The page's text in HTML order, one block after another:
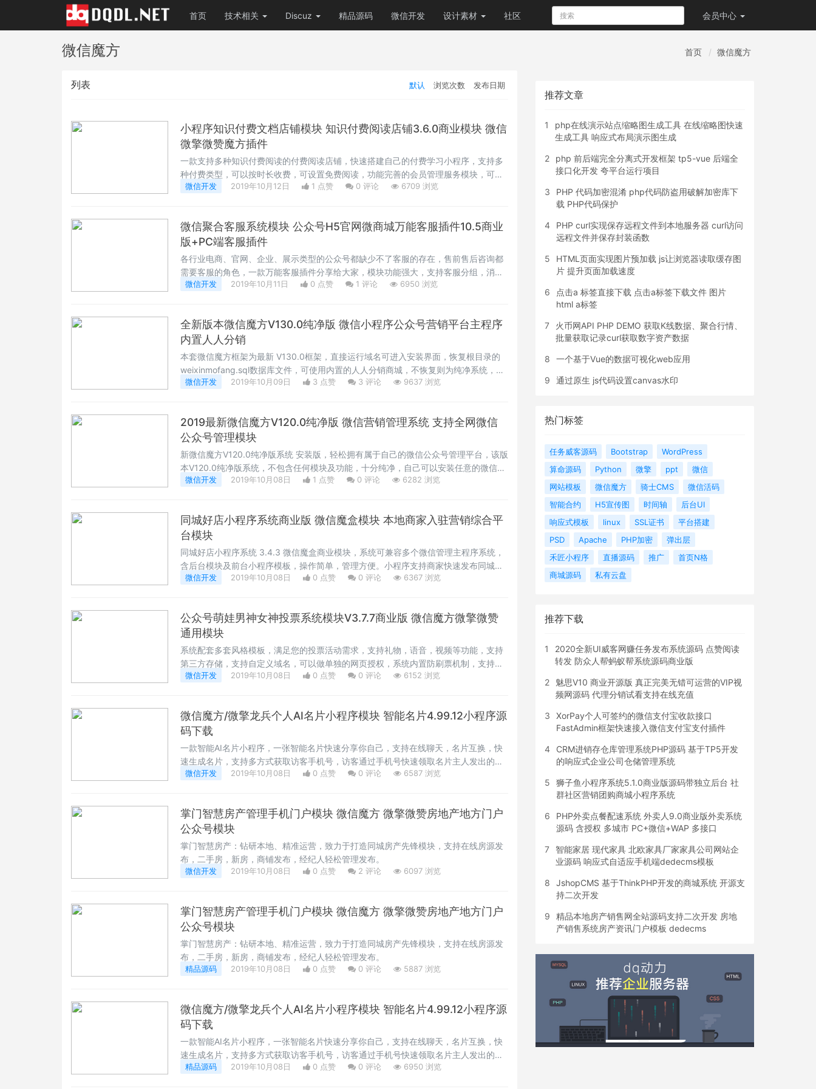
首页 技术相关 Discuz 精品源码 微信开发 设计素材 社区 会员中心
微信魔方 首页 微信魔方
列表 默认 浏览次数 发布日期
小程序知识付费文档店铺模块 知识付费阅读店铺3.6.0商业模块 微信
微擎微赞魔方插件
一款支持多种知识付费阅读的付费阅读店铺，快速搭建自己的付费学习小程序，支持多
种付费类型，可以按时长收费，可设置免费阅读，功能完善的会员管理服务模块，可设
置不同级别的会员组，订单管理功能让你轻松了解销售订单情况。
微信开发 2019年10月12日 1 点赞 0 评论 6709 浏览
微信聚合客服系统模块 公众号H5官网微商城万能客服插件10.5商业
版+PC端客服插件
各行业电商、官网、企业、展示类型的公众号都缺少不了客服的存在，售前售后咨询都
需要客服的角色，一款万能客服插件分享给大家，模块功能强大，支持客服分组，消息
模板，用户和客服都可以接收到消息推送
微信开发 2019年10月11日 0 点赞 1 评论 6950 浏览
全新版本微信魔方V130.0纯净版 微信小程序公众号营销平台主程序
内置人人分销
本套微信魔方框架为最新 V130.0框架，直接运行域名可进入安装界面，恢复根目录的
weixinmofang.sql数据库文件，可使用内置的人人分销商城，不恢复则为纯净系统，可
以自由安装自己需要的模块，功能就不对做介绍了，稳定且强大，强大且便宜的一款微
微信开发 2019年10月09日 3 点赞 3 评论 9637 浏览
2019最新微信魔方V120.0纯净版 微信营销管理系统 支持全网微信
公众号管理模块
新微信魔方V120.0纯净版系统 安装版，轻松拥有属于自己的微信公众号管理平台，该版
本V120.0纯净版系统，不包含任何模块及功能，十分纯净，自己可以安装任意的微信功
能模块，安装方便，系统小巧。
微信开发 2019年10月08日 1 点赞 0 评论 6282 浏览
同城好店小程序系统商业版 微信魔盒模块 本地商家入驻营销综合平
台模块
同城好店小程序系统 3.4.3 微信魔盒商业模块，系统可兼容多个微信管理主程序系统，
含后台模块及前台小程序模板，操作简单，管理方便。小程序支持商家快速发布同城信
息，营销小红包，快速创建门店名片，支持商家积攒快速裂变，商家发布积攒任务礼
微信开发 2019年10月08日 0 点赞 0 评论 6367 浏览
公众号萌娃男神女神投票系统模块V3.7.7商业版 微信魔方微擎微赞
通用模块
系统配套多套风格模板，满足您的投票活动需求，支持礼物，语音，视频等功能，支持
第三方存储，支持自定义域名，可以做单独的网页授权，系统内置防刷票机制，支持区
域限制，ip限制，微信号限制，多种验证码限制，openid加密，内置CC防火墙，功能完
微信开发 2019年10月08日 0 点赞 0 评论 6152 浏览
微信魔方/微擎龙兵个人AI名片小程序模块 智能名片4.99.12小程序源
码下载
一款智能AI名片小程序，一张智能名片快速分享你自己，支持在线聊天，名片互换，快
速生成名片，支持多方式获取访客手机号，访客通过手机号快速领取名片主人发出的福
包，快速流量变现，支持名片雷达功能，手机端电脑端均可生成修改名片，非常强大的
微信开发 2019年10月08日 0 点赞 0 评论 6587 浏览
掌门智慧房产管理手机门户模块 微信魔方 微擎微赞房地产地方门户
公众号模块
掌门智慧房产：钻研本地、精准运营，致力于打造同城房产先锋模块，支持在线房源发
布，二手房，新房，商铺发布，经纪人轻松管理发布。
微信开发 2019年10月08日 0 点赞 2 评论 6097 浏览
掌门智慧房产管理手机门户模块 微信魔方 微擎微赞房地产地方门户
公众号模块
掌门智慧房产：钻研本地、精准运营，致力于打造同城房产先锋模块，支持在线房源发
布，二手房，新房，商铺发布，经纪人轻松管理发布。
精品源码 2019年10月08日 0 点赞 0 评论 5887 浏览
微信魔方/微擎龙兵个人AI名片小程序模块 智能名片4.99.12小程序源
码下载
一款智能AI名片小程序，一张智能名片快速分享你自己，支持在线聊天，名片互换，快
速生成名片，支持多方式获取访客手机号，访客通过手机号快速领取名片主人发出的福
包，快速流量变现，支持名片雷达功能，手机端电脑端均可生成修改名片，非常强大的
精品源码 2019年10月08日 0 点赞 0 评论 6950 浏览
推荐文章
1
php在线演示站点缩略图生成工具 在线缩略图快速
生成工具 响应式布局演示图生成
2
php 前后端完全分离式开发框架 tp5-vue 后端全
接口化开发 夸平台运行项目
3
PHP 代码加密混淆 php代码防盗用破解加密库下
载 PHP代码保护
4
PHP curl实现保存远程文件到本地服务器 curl访问
远程文件并保存封装函数
5
HTML页面实现图片预加载 js让浏览器读取缓存图
片 提升页面加载速度
6
点击a 标签直接下载 点击a标签下载文件 图片
html a标签
7
火币网API PHP DEMO 获取K线数据、聚合行情、
批量获取记录curl获取数字资产数据
8 一个基于Vue的数据可视化web应用
9 通过原生 js代码设置canvas水印
热门标签
任务威客源码 Bootstrap
WordPress
算命源码
Python 微擎 ppt
微信
网站模板
微信魔方 骑士CMS
微信活码
智能合约
H5宣传图 时间轴
后台UI
响应式模板
linux SSL证书
平台搭建
PSD
Apache PHP加密
弹出层
禾匠小程序
直播源码 推广
首页N格
商城源码
私有云盘
推荐下载
1
2020全新UI威客网赚任务发布系统源码 点赞阅读
转发 防众人帮蚂蚁帮系统源码商业版
2
魅思V10 商业开源版 真正完美无错可运营的VIP视
频网源码 代理分销试看支持在线充值
3
XorPay个人可签约的微信支付宝收款接口
FastAdmin框架快速接入微信支付宝支付插件
4
CRM进销存仓库管理系统PHP源码 基于TP5开发
的响应式企业公司仓储管理系统
5
狮子鱼小程序系统5.1.0商业版源码带独立后台 社
群社区营销团购商城小程序系统
6
PHP外卖点餐配速系统 外卖人9.0商业版外卖系统
源码 含授权 多城市 PC+微信+WAP 多接口
7
智能家居 现代家具 北欧家具厂家家具公司网站企
业源码 响应式自适应手机端dedecms模板
8
JshopCMS 基于ThinkPHP开发的商城系统 开源支
持二次开发
9
精品本地房产销售网全站源码支持二次开发 房地
产销售系统房产资讯门户模板 dedecms